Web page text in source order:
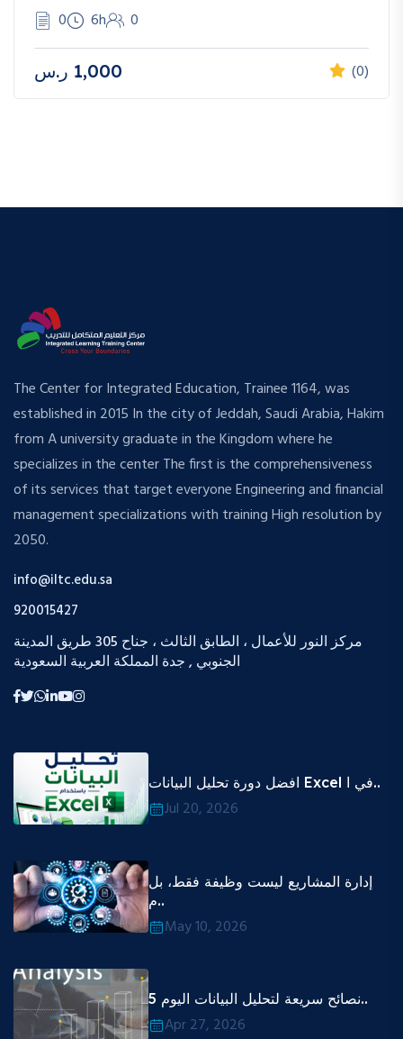
0 6h 0
1,000 ر.س (0)
The Center for Integrated Education, Trainee 1164, was
established in 2015 In the city of Jeddah, Saudi Arabia, Hakim
from A university graduate in the Kingdom where he
specializes in the center The first is the comprehensiveness
of its services that target everyone Engineering and financial
management specializations with training High resolution by
2050.
info@iltc.edu.sa
920015427
مركز النور للأعمال ، الطابق الثالث ، جناح 305 طريق المدينة
الجنوبي , جدة المملكة العربية السعودية
افضل دورة تحليل البيانات Excel في ا..
Jul 20, 2026
إدارة المشاريع ليست وظيفة فقط، بل
م..
May 10, 2026
5 نصائح سريعة لتحليل البيانات اليوم..
Apr 27, 2026